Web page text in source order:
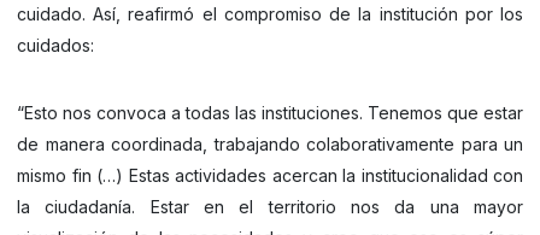
cuidado. Así, reafirmó el compromiso de la institución por los
cuidados:
“Esto nos convoca a todas las instituciones. Tenemos que estar
de manera coordinada, trabajando colaborativamente para un
mismo fin (…) Estas actividades acercan la institucionalidad con
la ciudadanía. Estar en el territorio nos da una mayor